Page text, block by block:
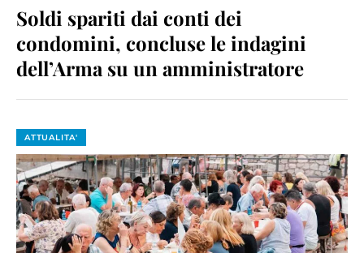
Soldi spariti dai conti dei
condomini, concluse le indagini
dell’Arma su un amministratore
ATTUALITA'